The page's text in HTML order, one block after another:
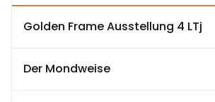
Golden Frame Ausstellung 4 LTj
Der Mondweise